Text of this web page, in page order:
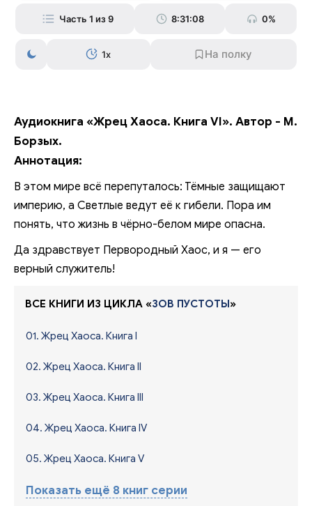
Часть 1 из 9 8:31:08 0%
1x
Аудиокнига «Жрец Хаоса. Книга VI». Автор - М.
Борзых.
Аннотация:
В этом мире всё перепуталось: Тёмные защищают
империю, а Светлые ведут её к гибели. Пора им
понять, что жизнь в чёрно-белом мире опасна.
Да здравствует Первородный Хаос, и я — его
верный служитель!
ВСЕ КНИГИ ИЗ ЦИКЛА «ЗОВ ПУСТОТЫ»
01. Жрец Хаоса. Книга I
02. Жрец Хаоса. Книга II
03. Жрец Хаоса. Книга III
04. Жрец Хаоса. Книга IV
05. Жрец Хаоса. Книга V
Показать ещё 8 книг серии